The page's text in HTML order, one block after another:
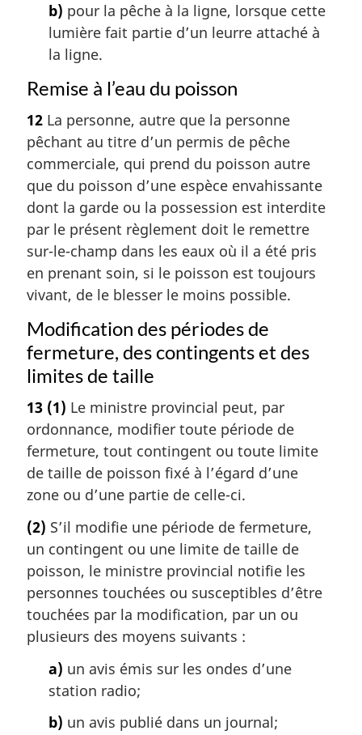
b) pour la pêche à la ligne, lorsque cette
lumière fait partie d’un leurre attaché à
la ligne.
Remise à l’eau du poisson
12 La personne, autre que la personne
pêchant au titre d’un permis de pêche
commerciale, qui prend du poisson autre
que du poisson d’une espèce envahissante
dont la garde ou la possession est interdite
par le présent règlement doit le remettre
sur-le-champ dans les eaux où il a été pris
en prenant soin, si le poisson est toujours
vivant, de le blesser le moins possible.
Modification des périodes de
fermeture, des contingents et des
limites de taille
13 (1) Le ministre provincial peut, par
ordonnance, modifier toute période de
fermeture, tout contingent ou toute limite
de taille de poisson fixé à l’égard d’une
zone ou d’une partie de celle-ci.
(2) S’il modifie une période de fermeture,
un contingent ou une limite de taille de
poisson, le ministre provincial notifie les
personnes touchées ou susceptibles d’être
touchées par la modification, par un ou
plusieurs des moyens suivants :
a) un avis émis sur les ondes d’une
station radio;
b) un avis publié dans un journal;